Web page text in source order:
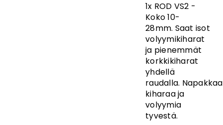
1x ROD VS2 -
Koko 10-
28mm. Saat isot
volyymikiharat
ja pienemmät
korkkikiharat
yhdellä
raudalla.
kiharaa ja
volyymia
tyvestä.